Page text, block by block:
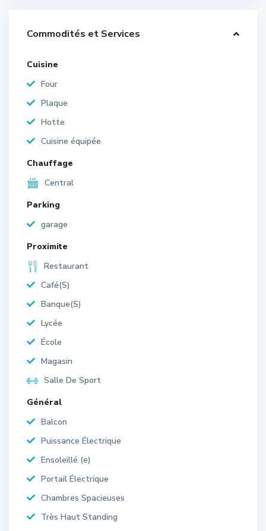
Commodités et Services
Cuisine
Four
Plaque
Hotte
Cuisine équipée
Chauffage
Central
Parking
garage
Proximite
Restaurant
Café(S)
Banque(S)
Lycée
École
Magasin
Salle De Sport
Général
Balcon
Puissance Électrique
Ensoleillé (e)
Portail Électrique
Chambres Spacieuses
Très Haut Standing